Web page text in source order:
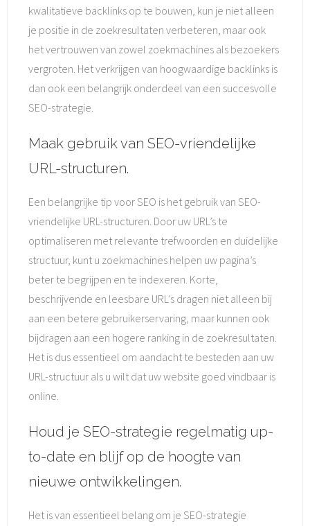
kwalitatieve backlinks op te bouwen, kun je niet alleen
je positie in de zoekresultaten verbeteren, maar ook
het vertrouwen van zowel zoekmachines als bezoekers
vergroten. Het verkrijgen van hoogwaardige backlinks is
dan ook een belangrijk onderdeel van een succesvolle
SEO-strategie.
Maak gebruik van SEO-vriendelijke
URL-structuren.
Een belangrijke tip voor SEO is het gebruik van SEO-
vriendelijke URL-structuren. Door uw URL’s te
optimaliseren met relevante trefwoorden en duidelijke
structuur, kunt u zoekmachines helpen uw pagina’s
beter te begrijpen en te indexeren. Korte,
beschrijvende en leesbare URL’s dragen niet alleen bij
aan een betere gebruikerservaring, maar kunnen ook
bijdragen aan een hogere ranking in de zoekresultaten.
Het is dus essentieel om aandacht te besteden aan uw
URL-structuur als u wilt dat uw website goed vindbaar is
online.
Houd je SEO-strategie regelmatig up-
to-date en blijf op de hoogte van
nieuwe ontwikkelingen.
Het is van essentieel belang om je SEO-strategie